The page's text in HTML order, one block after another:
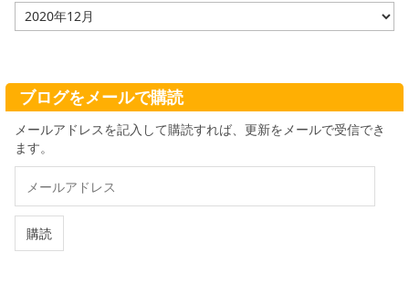
ア
ー
ブ
ブログをメールで購読
メールアドレスを記入して購読すれば、更新をメールで受信でき
ます。
ル
ド
購読